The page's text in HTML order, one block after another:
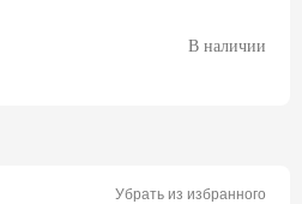
В наличии
Убрать из избранного